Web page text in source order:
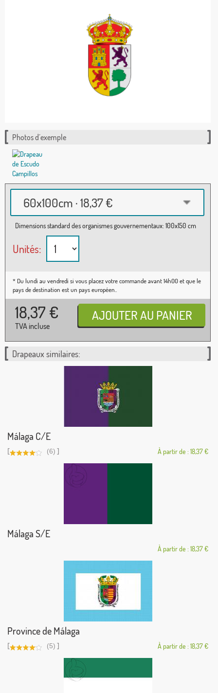
Photos d´exemple
60x100cm · 18,37 €
Dimensions standard des organismes gouvernementaux: 100x150 cm
Unités:
* Du lundi au vendredi si vous placez votre commande avant 14h00 et que le
pays de destination est un pays européen..
18,37 €
TVA incluse
Drapeaux similaires:
Málaga C/E
[ (6) ] À partir de : 18,37 €
Málaga S/E
À partir de : 18,37 €
Province de Málaga
[ (5) ] À partir de : 18,37 €